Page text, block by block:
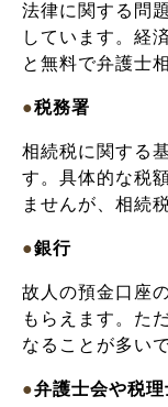
法律に関する問
しています。経
と無料で弁護士
●税務署
相続税に関する
す。具体的な税
ませんが、相続
●銀行
故人の預金口座
もらえます。た
なることが多いで
●弁護士会や税